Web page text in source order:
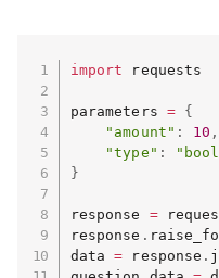
import requests
parameters =
{
"amount" : 10 ,
"type" :
}
response =
response .
data = response .